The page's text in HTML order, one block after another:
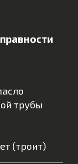
трубы
(троит)